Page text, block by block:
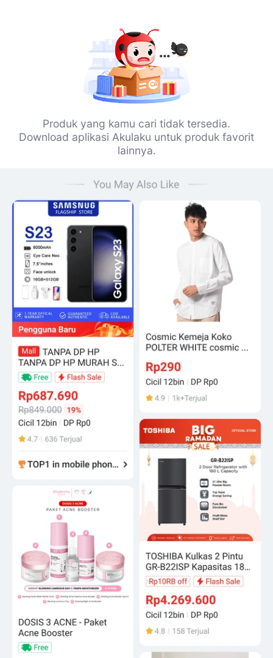
Produk yang kamu cari tidak tersedia.
Download aplikasi Akulaku untuk produk favorit
lainnya.